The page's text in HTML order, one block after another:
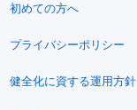
初めての方へ
プライバシーポリシー
健全化に資する運用方針